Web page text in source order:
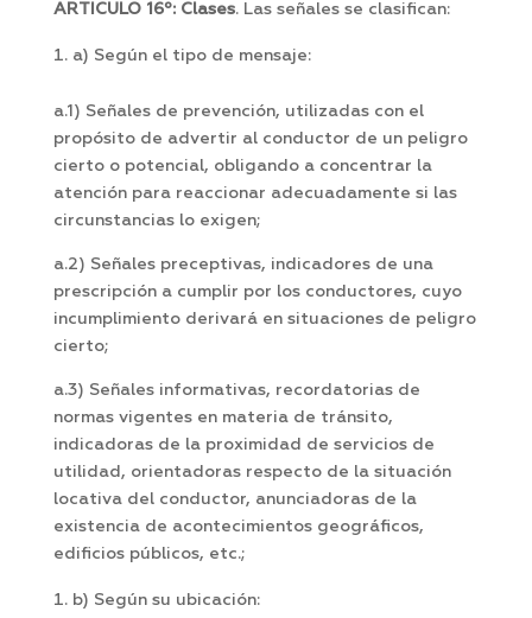
ARTICULO 16º: Clases. Las señales se clasifican:
a) Según el tipo de mensaje:
a.1) Señales de prevención, utilizadas con el
propósito de advertir al conductor de un peligro
cierto o potencial, obligando a concentrar la
atención para reaccionar adecuadamente si las
circunstancias lo exigen;
a.2) Señales preceptivas, indicadores de una
prescripción a cumplir por los conductores, cuyo
incumplimiento derivará en situaciones de peligro
cierto;
a.3) Señales informativas, recordatorias de
normas vigentes en materia de tránsito,
indicadoras de la proximidad de servicios de
utilidad, orientadoras respecto de la situación
locativa del conductor, anunciadoras de la
existencia de acontecimientos geográficos,
edificios públicos, etc.;
b) Según su ubicación: